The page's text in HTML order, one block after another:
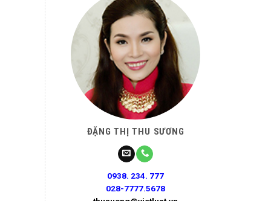
ĐẶNG THỊ THU SƯƠNG
0938. 234. 777
028-7777.5678